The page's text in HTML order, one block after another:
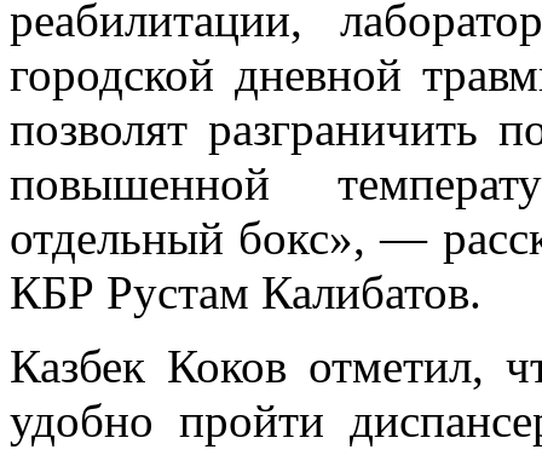
реабилитации,
городской дневной
позволят разграничить
повышенной
отдельный бокс», —
КБР Рустам Калибатов.
Казбек Коков отметил,
удобно пройти